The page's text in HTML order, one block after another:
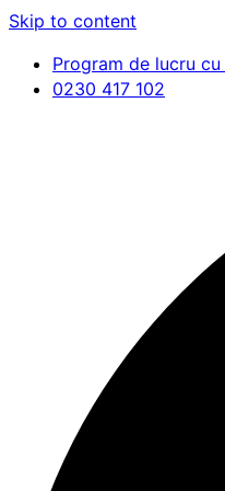
Skip to content
Program de lucru
0230 417 102